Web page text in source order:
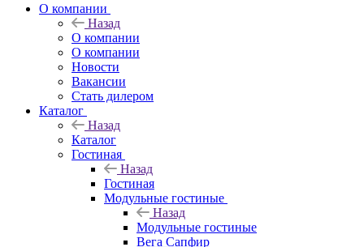
О компании
Назад
О компании
О компании
Новости
Вакансии
Стать дилером
Каталог
Назад
Каталог
Гостиная
Назад
Гостиная
Модульные гостиные
Назад
Модульные гостиные
Вега Сапфир